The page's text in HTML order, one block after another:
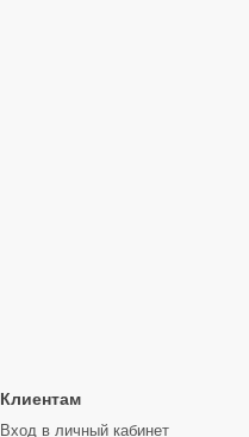
Клиентам
Вход в личный кабинет